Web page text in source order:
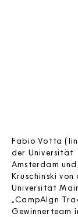
Fabio Votta
der Universität
Amsterdam und
Kruschinski von
Universität
„CampAIgn
Gewinnerteam